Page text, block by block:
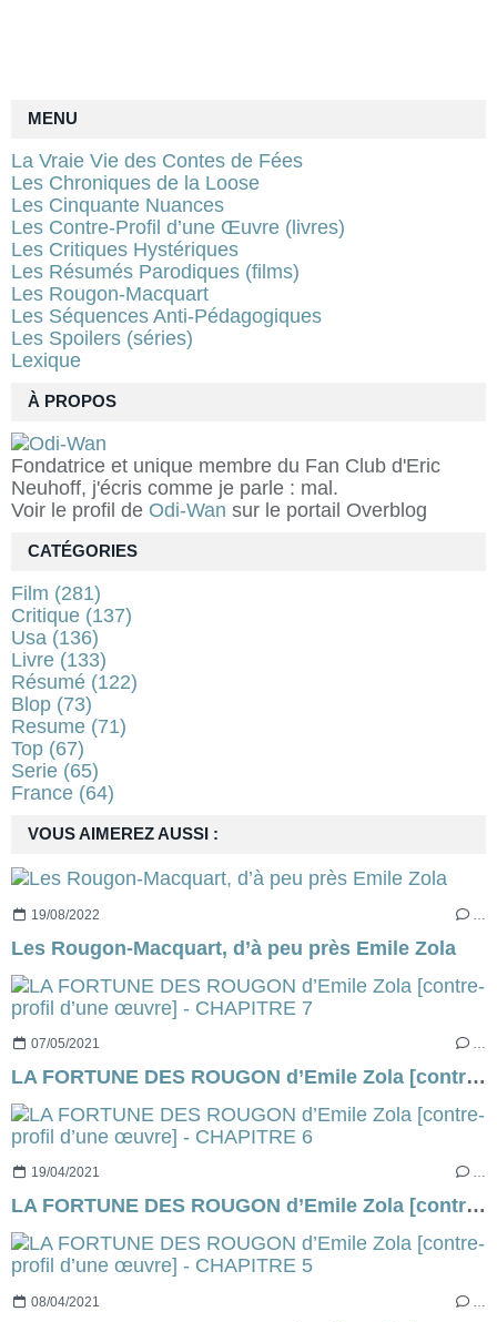
À PROPOS
Fondatrice et unique membre du Fan Club d'Eric
Neuhoff, j'écris comme je parle : mal.
Voir le profil de Odi-Wan sur le portail Overblog
VOUS AIMEREZ AUSSI :
19/08/2022
Les Rougon-Macquart, d’à peu près Emile Zola
07/05/2021 …
LA FORTUNE DES ROUGON d’Emile Zola [contre-profil d’une œuvre] - CHAPITRE 7
19/04/2021 …
LA FORTUNE DES ROUGON d’Emile Zola [contre-profil d’une œuvre] - CHAPITRE 6
08/04/2021
MENU
La Vraie Vie des Contes de Fées
Les Chroniques de la Loose
Les Cinquante Nuances
Les Contre-Profil d’une Œuvre (livres)
Les Critiques Hystériques
Les Résumés Parodiques (films)
Les Rougon-Macquart
Les Séquences Anti-Pédagogiques
Les Spoilers (séries)
Lexique
CATÉGORIES
Film (281)
Critique (137)
Usa (136)
Livre (133)
Résumé (122)
Blop (73)
Resume (71)
Top (67)
Serie (65)
France (64)